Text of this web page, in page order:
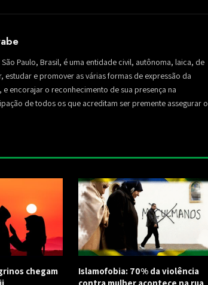
Paulo, Brasil, é uma entidade civil, autônoma, laica, de
estudar e promover as várias formas de expressão da
encorajar o reconhecimento de sua presença na
de todos os que acreditam ser premente assegurar o
chegam
Islamofobia: 70% da violência